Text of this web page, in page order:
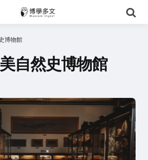
尋
博物館
自然史博物館